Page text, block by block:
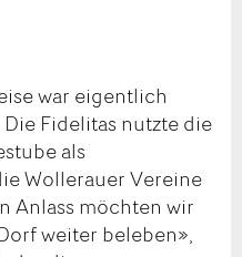
war eigentlich
Fidelitas nutzte die
als
Wollerauer Vereine
Anlass möchten wir
weiter beleben»,